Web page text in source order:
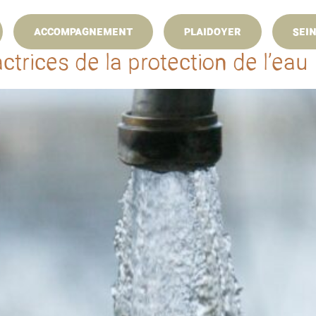
ACCOMPAGNEMENT PLAIDOYER
févr. 2025au 25 févr. 2025
AgriParis Seine au Salon International de l’Agriculture
de la protection de l’eau